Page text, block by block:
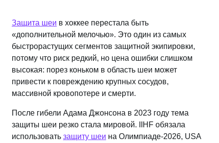
Защита шеи в хоккее перестала быть
«дополнительной мелочью». Это один из самых
быстрорастущих сегментов защитной экипировки,
потому что риск редкий, но цена ошибки слишком
высокая: порез коньком в область шеи может
привести к повреждению крупных сосудов,
массивной кровопотере и смерти.
После гибели Адама Джонсона в 2023 году тема
защиты шеи резко стала мировой. IIHF обязала
использовать защиту шеи на Олимпиаде-2026, USA